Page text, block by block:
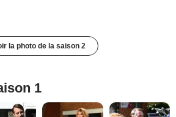
la photo de la saison 2
1